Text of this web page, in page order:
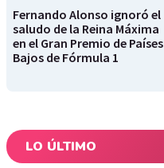
Fernando Alonso ignoró el
saludo de la Reina Máxima
en el Gran Premio de Países
Bajos de Fórmula 1
LO ÚLTIMO